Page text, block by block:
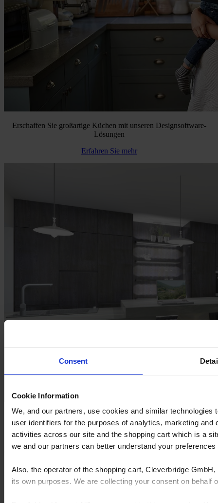
Consent
Cookie Information
We, and our partners, use cookies and similar
user identifiers for the purposes of analytics, marketing
activities across our site and the shopping cart which is a
we and our partners can better understand your
Also, the operator of the shopping cart, Cleverbridge
its own purposes. We are collecting your consent on
Erschaffen Sie großartige Küchen mit unseren Designsoftware-
Lösungen
Erfahren Sie mehr
Verbessern Sie Ihre Küchengeschäftsabläufe mit Design Flex
Erfahren Sie mehr
Die End-to-End-Softwarelösungen von Cyncly verbinden
professionelle Designer, Einzelhändler und Hersteller mit dem